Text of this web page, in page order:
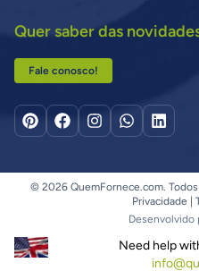
Quer saber das
Fale conosco!
© 2026 QuemFornece.com. Todos
Privacidade
Desenvolvido
Need help